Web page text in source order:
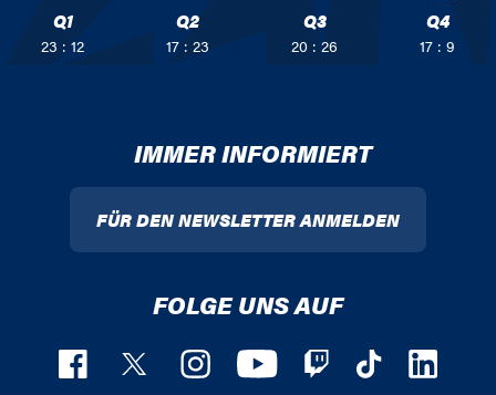
Q1
23 : 12
Q2
17 : 23
Q3
20 : 26
Q4
17 : 9
IMMER INFORMIERT
FÜR DEN NEWSLETTER ANMELDEN
FOLGE UNS AUF